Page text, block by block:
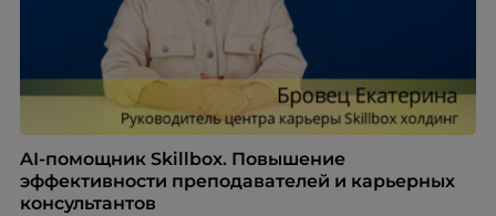
AI-помощник Skillbox. Повышение
эффективности преподавателей и карьерных
консультантов